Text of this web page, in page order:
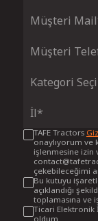
TAFE Tractors
onaylıyorum ve
işlenmesine izin
çekebileceğimi
Bu kutuyu
açıklandığı
toplamasına ve
Ticari Elektronik
oldum